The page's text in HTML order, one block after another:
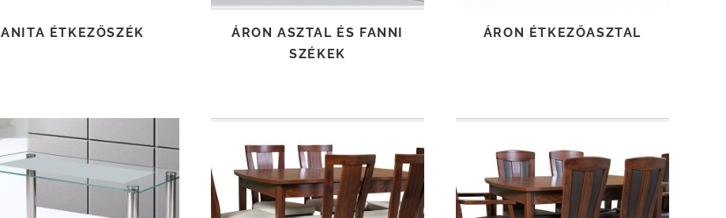
ANITA ÉTKEZŐSZÉK
ÁRON ASZTAL ÉS FANNI
SZÉKEK
ÁRON ÉTKEZŐASZTAL
TOVÁBB OLVASOM